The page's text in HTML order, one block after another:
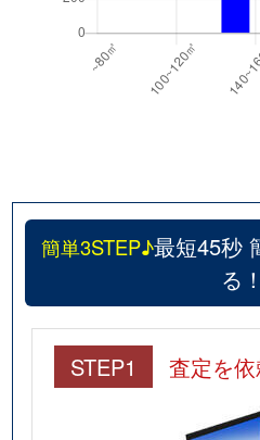
簡単3STEP♪最短45秒
る！
STEP1 査定を